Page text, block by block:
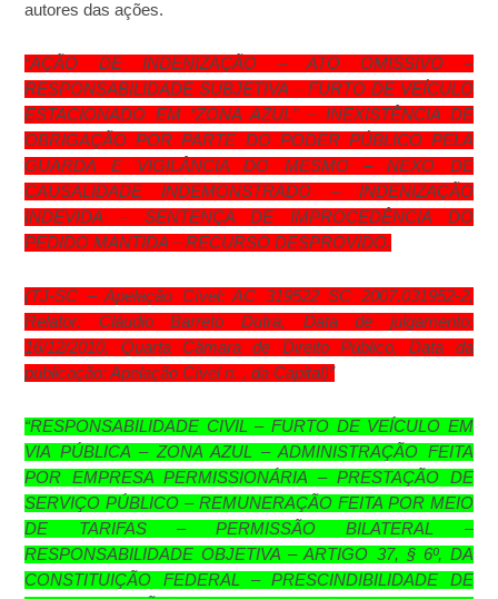
autores das ações.
“AÇÃO DE INDENIZAÇÃO – ATO OMISSIVO –
RESPONSABILIDADE SUBJETIVA – FURTO DE VEÍCULO
ESTACIONADO EM “ZONA AZUL” – INEXISTÊNCIA DE
OBRIGAÇÃO POR PARTE DO PODER PÚBLICO PELA
GUARDA E VIGILÂNCIA DO MESMO – NEXO DE
CAUSALIDADE INDEMONSTRADO – INDENIZAÇÃO
INDEVIDA – SENTENÇA DE IMPROCEDÊNCIA DO
PEDIDO MANTIDA – RECURSO DESPROVIDO.
(TJ-SC – Apelação Cível: AC 319522 SC 2007.031952-2,
Relator: Cláudio Barreto Dutra, Data de julgamento:
16/12/2010, Quarta Câmara de Direito Público, Data da
publicação: Apelação Cível n. , da Capital)”
“RESPONSABILIDADE CIVIL – FURTO DE VEÍCULO EM
VIA PÚBLICA – ZONA AZUL – ADMINISTRAÇÃO FEITA
POR EMPRESA PERMISSIONÁRIA – PRESTAÇÃO DE
SERVIÇO PÚBLICO – REMUNERAÇÃO FEITA POR MEIO
DE TARIFAS – PERMISSÃO BILATERAL –
RESPONSABILIDADE OBJETIVA – ARTIGO 37, § 6º, DA
CONSTITUIÇÃO FEDERAL – PRESCINDIBILIDADE DE